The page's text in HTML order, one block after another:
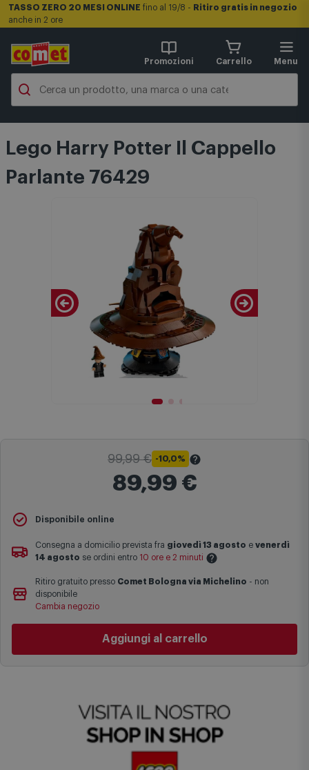
TASSO ZERO 20 MESI ONLINE fino al 19/8 - Ritiro gratis in negozio
anche in 2 ore
Promozioni Carrello Menu
Lego Harry Potter Il Cappello
Parlante 76429
99,99 € -10,0%
89,99 €
Il Prezzo Barratoindica il prezzo più basso degli ultimi 30 giorni
sul sito comet.it prima dell'applicazione dello sconto.
Maggiori informazioni
Disponibile online
Consegna a domicilio prevista fra giovedì 13 agosto e venerdì
14 agosto se ordini entro 10 ore e 2 minuti
Le date previste per la consegna sono una stima approssimativa
basata sulle statistiche di consegna in possesso di Comet.
complesse come isole e regioni montane, consegna nei periodi
festivi e ricorrenze principali o in circostanze eccezionali).
Ritiro gratuito presso Comet Bologna via Michelino - non
disponibile
Cambia negozio
Aggiungi al carrello